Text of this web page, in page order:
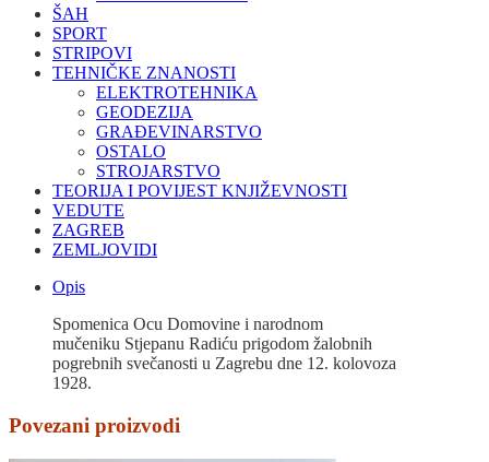
ŠAH
SPORT
STRIPOVI
TEHNIČKE ZNANOSTI
ELEKTROTEHNIKA
GEODEZIJA
GRAĐEVINARSTVO
OSTALO
STROJARSTVO
TEORIJA I POVIJEST KNJIŽEVNOSTI
VEDUTE
ZAGREB
ZEMLJOVIDI
Opis
Spomenica Ocu Domovine i narodnom
mučeniku Stjepanu Radiću prigodom žalobnih
pogrebnih svečanosti u Zagrebu dne 12. kolovoza
1928.
Povezani proizvodi